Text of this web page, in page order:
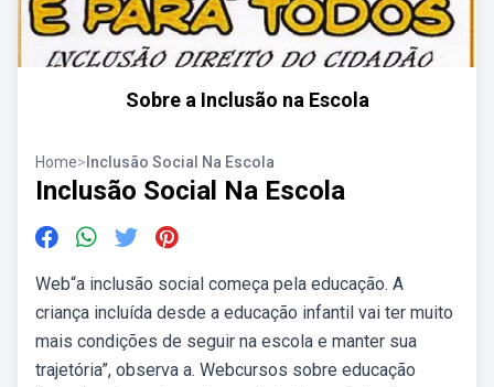
Sobre a Inclusão na Escola
Home> Inclusão Social Na Escola
Inclusão Social Na Escola
Web“a inclusão social começa pela educação. A
criança incluída desde a educação infantil vai ter muito
mais condições de seguir na escola e manter sua
trajetória”, observa a. Webcursos sobre educação